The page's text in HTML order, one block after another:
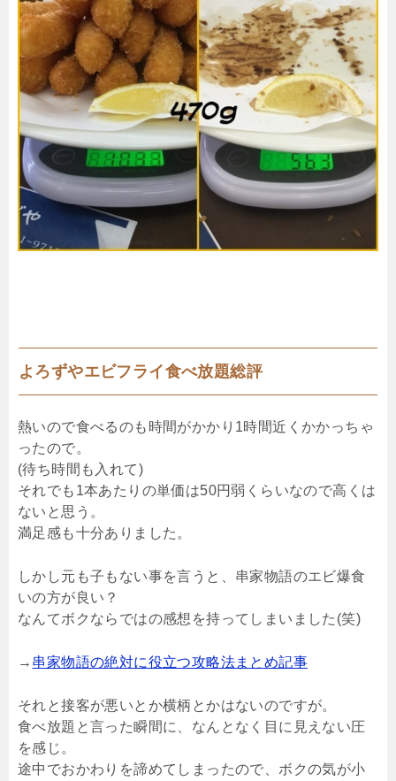
よろずやエビフライ食べ放題総評
熱いので食べるのも時間がかかり1時間近くかかっちゃ
ったので。
(待ち時間も入れて)
それでも1本あたりの単価は50円弱くらいなので高くは
ないと思う。
満足感も十分ありました。
しかし元も子もない事を言うと、串家物語のエビ爆食
いの方が良い？
なんてボクならではの感想を持ってしまいました(笑)
→ 串家物語の絶対に役立つ攻略法まとめ記事
それと接客が悪いとか横柄とかはないのですが。
食べ放題と言った瞬間に、なんとなく目に見えない圧
を感じ。
途中でおかわりを諦めてしまったので、ボクの気が小